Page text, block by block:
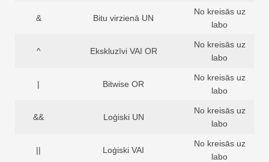
& Bitu virzienā UN
No kreisās uz
labo
^ Ekskluzīvi VAI OR
No kreisās uz
labo
| Bitwise OR
No kreisās uz
labo
&& Loģiski UN
No kreisās uz
labo
|| Loģiski VAI
No kreisās uz
labo